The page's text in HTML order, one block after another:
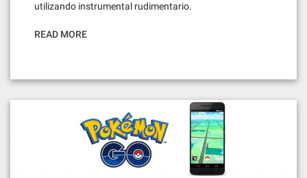
utilizando instrumental rudimentario.
READ MORE